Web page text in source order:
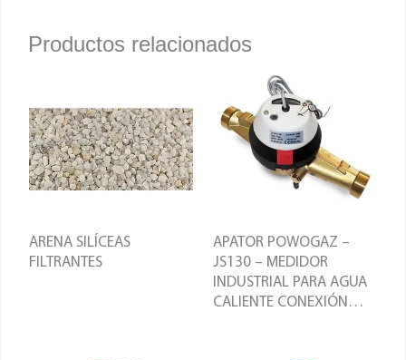
Productos relacionados
ARENA SILÍCEAS
FILTRANTES
APATOR POWOGAZ –
JS130 – MEDIDOR
INDUSTRIAL PARA AGUA
CALIENTE CONEXIÓN